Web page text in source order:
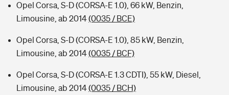
Opel Corsa, S-D (CORSA-E 1.0), 66 kW, Benzin,
Limousine, ab 2014(0035 / BCE)
Opel Corsa, S-D (CORSA-E 1.0), 85 kW, Benzin,
Limousine, ab 2014(0035 / BCF)
Opel Corsa, S-D (CORSA-E 1.3 CDTI), 55 kW, Diesel,
Limousine, ab 2014(0035 / BCH)